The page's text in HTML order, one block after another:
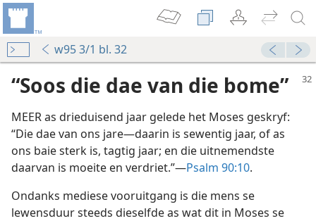
w95 3/1 bl. 32
“Soos die dae van die bome”
MEER as drieduisend jaar gelede het Moses geskryf:
“Die dae van ons jare—daarin is sewentig jaar, of as
ons baie sterk is, tagtig jaar; en die uitnemendste
daarvan is moeite en verdriet.”—Psalm 90:10.
Ondanks mediese vooruitgang is die mens se
lewensduur steeds dieselfde as wat dit in Moses se